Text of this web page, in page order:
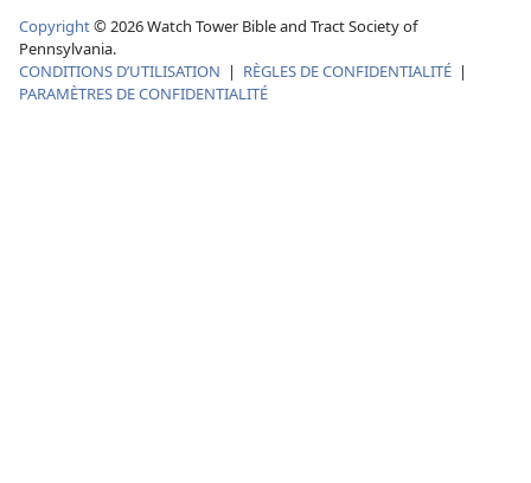
Copyright©2026Watch Tower Bible and Tract Society of
Pennsylvania.
CONDITIONS D’UTILISATION | RÈGLES DE CONFIDENTIALITÉ |
PARAMÈTRES DE CONFIDENTIALITÉ